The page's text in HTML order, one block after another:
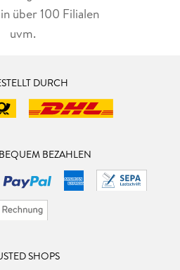
über 100 Filialen
uvm.
DURCH
BEZAHLEN
SHOPS